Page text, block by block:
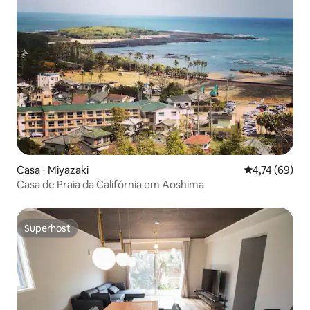
Casa ⋅ Miyazaki 4,74 de uma
4,74 (69)
Casa de Praia da Califórnia em Aoshima
Superhost
Superhost